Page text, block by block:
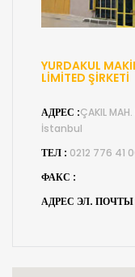
YURDAKUL
LİMİTED ŞİRKETİ
АДРЕС :ÇAKIL
İstanbul
ТЕЛ : 0212 776 41
ФАКС :
АДРЕС ЭЛ. ПОЧТЫ